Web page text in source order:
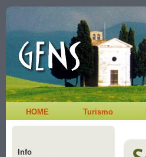
HOME Turismo
Info